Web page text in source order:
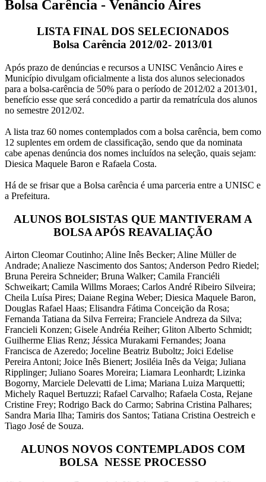
Bolsa Carência - Venâncio Aires
LISTA FINAL DOS SELECIONADOS
Bolsa Carência 2012/02- 2013/01
Após prazo de denúncias e recursos a UNISC Venâncio Aires e
Município divulgam oficialmente a lista dos alunos selecionados
para a bolsa-carência de 50% para o período de 2012/02 a 2013/01,
benefício esse que será concedido a partir da rematrícula dos alunos
no semestre 2012/02.
A lista traz 60 nomes contemplados com a bolsa carência, bem como
12 suplentes em ordem de classificação, sendo que da nominata
cabe apenas denúncia dos nomes incluídos na seleção, quais sejam:
Diesica Maquele Baron e Rafaela Costa.
Há de se frisar que a Bolsa carência é uma parceria entre a UNISC e
a Prefeitura.
ALUNOS BOLSISTAS QUE MANTIVERAM A
BOLSA APÓS REAVALIAÇÃO
Airton Cleomar Coutinho; Aline Inês Becker; Aline Müller de
Andrade; Analieze Nascimento dos Santos; Anderson Pedro Riedel;
Bruna Pereira Schneider; Bruna Walker; Camila Franciéli
Schweikart; Camila Willms Moraes; Carlos André Ribeiro Silveira;
Cheila Luísa Pires; Daiane Regina Weber; Diesica Maquele Baron,
Douglas Rafael Haas; Elisandra Fátima Conceição da Rosa;
Fernanda Tatiana da Silva Ferreira; Franciele Andreza da Silva;
Francieli Konzen; Gisele Andréia Reiher; Gliton Alberto Schmidt;
Guilherme Elias Renz; Jéssica Murakami Fernandes; Joana
Francisca de Azeredo; Joceline Beatriz Buboltz; Joici Edelise
Pereira Antoni; Joice Inês Bienert; Josiléia Inês da Veiga; Juliana
Ripplinger; Juliano Soares Moreira; Liamara Leonhardt; Lizinka
Bogorny, Marciele Delevatti de Lima; Mariana Luiza Marquetti;
Michely Raquel Bertuzzi; Rafael Carvalho; Rafaela Costa, Rejane
Cristine Frey; Rodrigo Back do Carmo; Sabrina Cristina Palhares;
Sandra Maria Ilha; Tamiris dos Santos; Tatiana Cristina Oestreich e
Tiago José de Souza.
ALUNOS NOVOS CONTEMPLADOS COM
BOLSA NESSE PROCESSO